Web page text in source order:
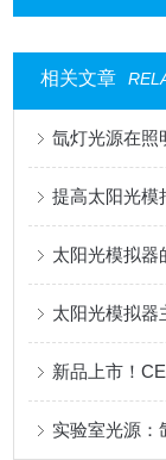
相关文章
氙灯光源在照
提高太阳光模
太阳光模拟器
太阳光模拟器
新品上市！
实验室光源：